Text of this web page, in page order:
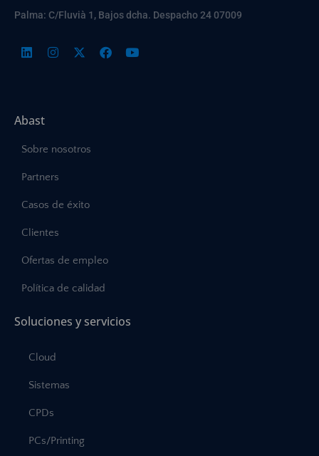
Palma: C/Fluvià 1, Bajos dcha. Despacho 24 07009
Abast
Sobre nosotros
Partners
Casos de éxito
Clientes
Ofertas de empleo
Política de calidad
Soluciones y servicios
Cloud
Sistemas
CPDs
PCs/Printing